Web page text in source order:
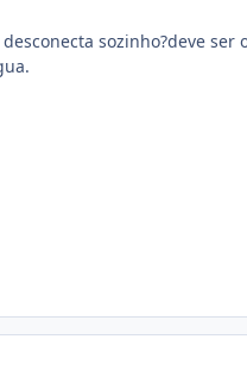
sozinho?deve ser